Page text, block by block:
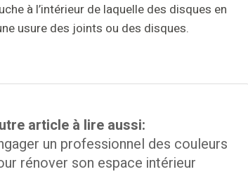
à l’intérieur de laquelle des disques en
usure des joints ou des disques.
article à lire aussi:
un professionnel des couleurs
rénover son espace intérieur